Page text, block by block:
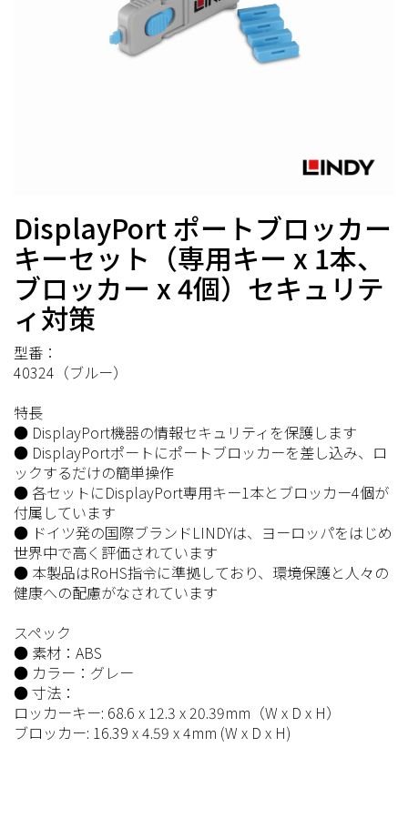
DisplayPort ポートブロッカー
キーセット（専用キー x 1本、
ブロッカー x 4個）セキュリテ
ィ対策
型番：
40324（ブルー）
特長
● DisplayPort機器の情報セキュリティを保護します
● DisplayPortポートにポートブロッカーを差し込み、ロ
ックするだけの簡単操作
● 各セットにDisplayPort専用キー1本とブロッカー4個が
付属しています
● ドイツ発の国際ブランドLINDYは、ヨーロッパをはじめ
世界中で高く評価されています
● 本製品はRoHS指令に準拠しており、環境保護と人々の
健康への配慮がなされています
スペック
● 素材：ABS
● カラー：グレー
● 寸法：
ロッカーキー: 68.6 x 12.3 x 20.39mm（W x D x H）
ブロッカー: 16.39 x 4.59 x 4mm (W x D x H)